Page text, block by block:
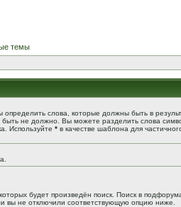
темы
определить слова, которые должны быть в
быть не должно. Вы можете разделить слова
Используйте * в качестве шаблона для
будет произведён поиск. Поиск в
вы не отключили соответствующую опцию ниже.